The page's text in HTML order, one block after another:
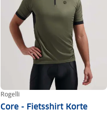
Rogelli
Core - Fietsshirt Korte